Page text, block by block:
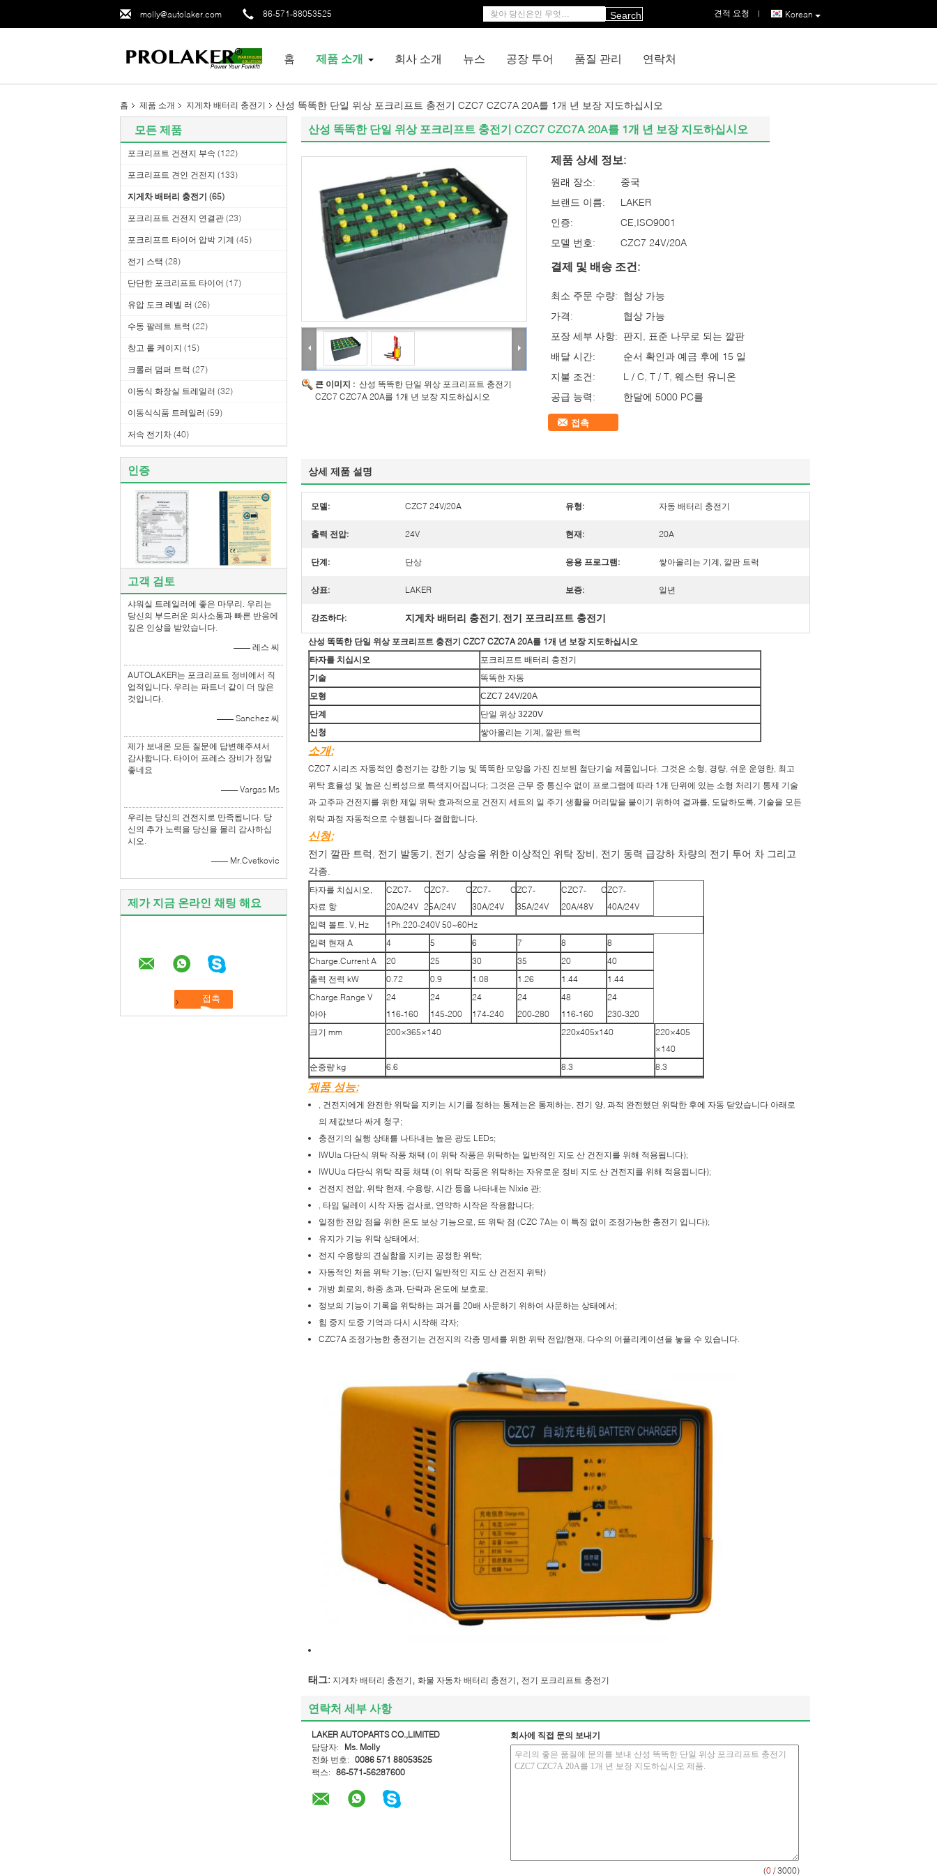
molly@autolaker.com 86-571-88053525 Korean
견적 요청 |
Search
홈 제품 소개 회사 소개 뉴스 공장 투어 품질 관리 연락처
홈 제품 소개 지게차 배터리 충전기 산성 똑똑한 단일 위상 포크리프트 충전기 CZC7 CZC7A 20A를 1개 년 보장 지도하십시오
모든 제품
포크리프트 건전지 부속 (122)
포크리프트 견인 건전지 (133)
지게차 배터리 충전기 (65)
포크리프트 건전지 연결관 (23)
포크리프트 타이어 압박 기계 (45)
전기 스택 (28)
단단한 포크리프트 타이어 (17)
유압 도크 레벨 러 (26)
수동 팔레트 트럭 (22)
창고 롤 케이지 (15)
크롤러 덤퍼 트럭 (27)
이동식 화장실 트레일러 (32)
이동식식품 트레일러 (59)
저속 전기차 (40)
인증
고객 검토
샤워실 트레일러에 좋은 마무리. 우리는
당신의 부드러운 의사소통과 빠른 반응에
깊은 인상을 받았습니다.
—— 레스 씨
AUTOLAKER는 포크리프트 정비에서 직
업적입니다. 우리는 파트너 같이 더 많은
것입니다.
—— Sanchez 씨
제가 보내온 모든 질문에 답변해주셔서
감사합니다. 타이어 프레스 장비가 정말
좋네요
—— Vargas Ms
우리는 당신의 건전지로 만족됩니다. 당
신의 추가 노력을 당신을 몰리 감사하십
시오.
—— Mr.Cvetkovic
제가 지금 온라인 채팅 해요
산성 똑똑한 단일 위상 포크리프트 충전기 CZC7 CZC7A 20A를 1개 년 보장 지도하십시오
큰 이미지 : 산성 똑똑한 단일 위상 포크리프트 충전기
CZC7 CZC7A 20A를 1개 년 보장 지도하십시오
제품 상세 정보:
원래 장소:
중국
브랜드 이름:
LAKER
인증:
CE,ISO9001
모델 번호:
CZC7 24V/20A
결제 및 배송 조건:
최소 주문 수량: 협상 가능
가격:
협상 가능
포장 세부 사항: 판지, 표준 나무로 되는 깔판
배달 시간:
순서 확인과 예금 후에 15 일
지불 조건:
L / C, T / T, 웨스턴 유니온
공급 능력:
한달에 5000 PC를
접촉
상세 제품 설명
모델: CZC7 24V/20A 유형: 자동 배터리 충전기
출력 전압: 24V 현재: 20A
단계: 단상 응용 프로그램: 쌓아올리는 기계, 깔판 트럭
상표: LAKER 보증: 일년
강조하다: 지게차 배터리 충전기, 전기 포크리프트 충전기
산성 똑똑한 단일 위상 포크리프트 충전기 CZC7 CZC7A 20A를 1개 년 보장 지도하십시오
타자를 치십시오
포크리프트 배터리 충전기
기술
똑똑한 자동
모형
CZC7 24V/20A
단계
단일 위상 3220V
신청
쌓아올리는 기계, 깔판 트럭
소개:
CZC7 시리즈 자동적인 충전기는 강한 기능 및 똑똑한 모양을 가진 진보된 첨단기술 제품입니다. 그것은 소형, 경량, 쉬운 운영한, 최고
위탁 효율성 및 높은 신뢰성으로 특색지어집니다; 그것은 근무 중 통신수 없이 프로그램에 따라 1개 단위에 있는 소형 처리기 통제 기술
과 고주파 건전지를 위한 제일 위탁 효과적으로 건전지 세트의 일 주기 생활을 머리말을 붙이기 위하여 결과를, 도달하도록, 기술을 모든
위탁 과정 자동적으로 수행됩니다 결합합니다.
신청:
전기 깔판 트럭, 전기 발동기, 전기 상승을 위한 이상적인 위탁 장비, 전기 동력 급강하 차량의 전기 투어 차 그리고
각종.
타자를 치십시오,
자료 항
CZC7-
20A/24V
CZC7-
25A/24V
CZC7-
30A/24V
CZC7-
35A/24V
CZC7-
20A/48V
CZC7-
40A/24V
입력 볼트. V, Hz
1Ph.220-240V 50~60Hz
입력 현재 A
4 5 6 7 8
8
Charge.Current A
20 25 30 35 20
40
출력 전력 kW
0.72 0.9 1.08 1.26 1.44
1.44
Charge.Range V
아아
24
116-160
24
145-200
24
174-240
24
200-280
48
116-160
24
230-320
크기 mm
200×365×140 220x405x140
220×405
×140
순중량 kg
6.6 8.3 8.3
제품 성능:
, 건전지에게 완전한 위탁을 지키는 시기를 정하는 통제는은 통제하는, 전기 양, 과적 완전했던 위탁한 후에 자동 닫았습니다 아래로
의 제값보다 싸게 청구;
충전기의 실행 상태를 나타내는 높은 광도 LEDs;
IWUIa 다단식 위탁 작풍 채택 (이 위탁 작풍은 위탁하는 일반적인 지도 산 건전지를 위해 적용됩니다);
IWUUa 다단식 위탁 작풍 채택 (이 위탁 작풍은 위탁하는 자유로운 정비 지도 산 건전지를 위해 적용됩니다);
건전지 전압, 위탁 현재, 수용량, 시간 등을 나타내는 Nixie 관;
, 타임 딜레이 시작 자동 검사로, 연약하 시작은 작용합니다;
일정한 전압 점을 위한 온도 보상 기능으로, 뜨 위탁 점 (CZC 7A는 이 특징 없이 조정가능한 충전기 입니다);
유지가 기능 위탁 상태에서;
전지 수용량의 견실함을 지키는 공정한 위탁;
자동적인 처음 위탁 기능; (단지 일반적인 지도 산 건전지 위탁)
개방 회로의, 하중 초과, 단락과 온도에 보호로;
정보의 기능이 기록을 위탁하는 과거를 20배 사문하기 위하여 사문하는 상태에서;
힘 중지 도중 기억과 다시 시작해 각자;
CZC7A 조정가능한 충전기는 건전지의 각종 명세를 위한 위탁 전압/현재, 다수의 어플리케이션을 놓을 수 있습니다.
태그: 지게차 배터리 충전기 화물 자동차 배터리 충전기 전기 포크리프트 충전기
연락처 세부 사항
LAKER AUTOPARTS CO.,LIMITED
담당자:
Ms. Molly
전화 번호: 0086 571 88053525
팩스: 86-571-56287600
회사에 직접 문의 보내기
(0 / 3000)